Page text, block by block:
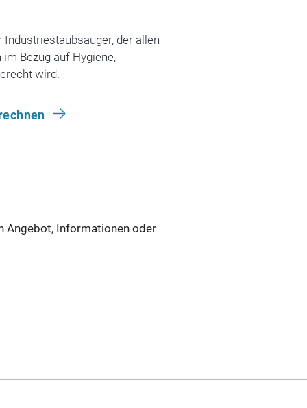
der allen
Bezug auf Hygiene,
wird.
Angebot, Informationen oder